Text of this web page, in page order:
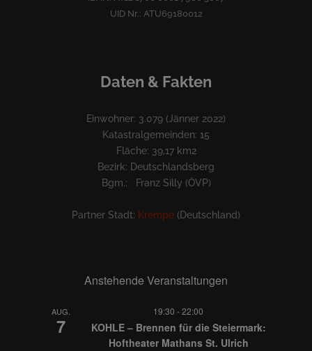
UID Nr.: ATU69180012
Daten & Fakten
Einwohner: 3.079 (Jänner 2022)
Katastralgemeinden: 15
Fläche: 39,17 km2
Bezirk: Deutschlandsberg
Bgm.: Franz Silly (ÖVP)
Partner Stadt: Krempe (Deutschland)
Anstehende Veranstaltungen
AUG.
7
19:30 -22:00
KOHLE – Brennen für die Steiermark:
Hoftheater Mathans St. Ulrich